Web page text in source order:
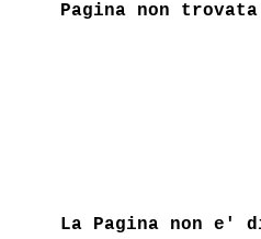
Pagina non trovata
La Pagina non e'